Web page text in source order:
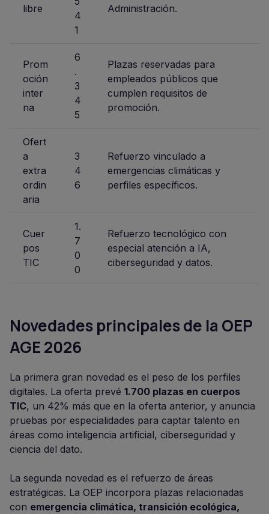
libre
4
1
Administración.
Prom
oción
inter
na
6
.
3
4
5
Plazas reservadas para
empleados públicos que
cumplen requisitos de
promoción.
Ofert
a
extra
ordin
aria
3
4
6
Refuerzo vinculado a
emergencias climáticas y
perfiles específicos.
Cuer
pos
TIC
1.
7
0
0
Refuerzo tecnológico con
especial atención a IA,
ciberseguridad y datos.
Novedades principales de la OEP
AGE 2026
La primera gran novedad es el peso de los perfiles
digitales. La oferta prevé 1.700 plazas en cuerpos
TIC, un 42% más que en la oferta anterior, y anuncia
pruebas por especialidades para captar talento en
áreas como inteligencia artificial, ciberseguridad y
ciencia del dato.
La segunda novedad es el refuerzo de áreas
estratégicas. La OEP incorpora plazas relacionadas
con emergencia climática, transición ecológica,